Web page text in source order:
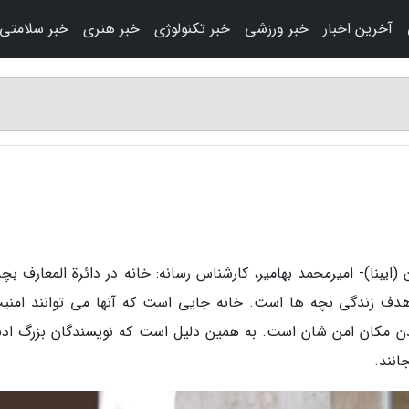
امیرمحمد بهامیر، کارشناس رسانه: خانه در دائرة المعارف
زندگی بچه ها است. خانه جایی است که آنها می توانند
مکان امن شان است. به همین دلیل است که نویسندگان بزرگ
آخرین اخبار خبر ورزشی خبر تکنولوژی خبر هنری خبر سلامتی